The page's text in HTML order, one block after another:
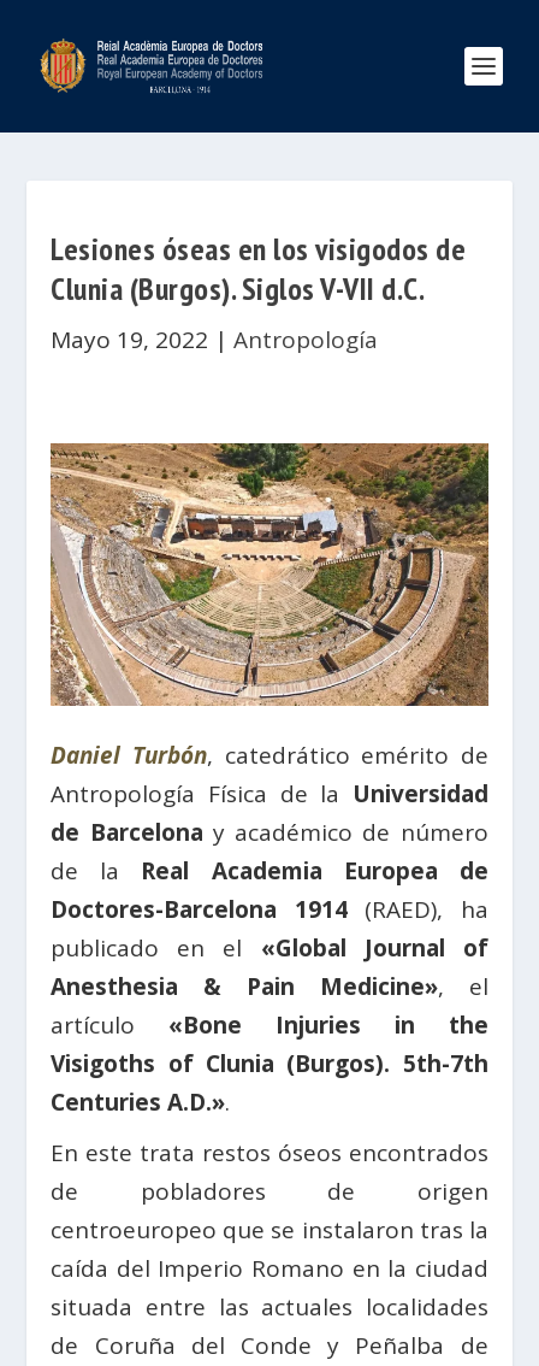
Lesiones óseas en los visigodos de
Clunia (Burgos). Siglos V-VII d.C.
Mayo 19, 2022 |Antropología
Daniel Turbón, catedrático emérito de
Antropología Física de la Universidad
de Barcelona y académico de número
de la Real Academia Europea de
Doctores-Barcelona 1914(RAED), ha
publicado en el «Global Journal of
Anesthesia & Pain Medicine», el
artículo «Bone Injuries in the
Visigoths of Clunia (Burgos). 5th-7th
Centuries A.D.».
En este trata restos óseos encontrados
de pobladores de origen
centroeuropeo que se instalaron tras la
caída del Imperio Romano en la ciudad
situada entre las actuales localidades
de Coruña del Conde y Peñalba de